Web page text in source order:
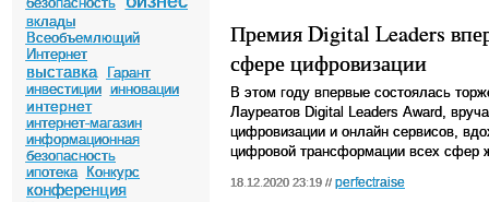
вклады
Всеобъемлющий
Интернет
выставка
Гарант
инвестиции инновации
интернет
интернет-магазин
информационная
безопасность
ипотека
Конкурс
конференция
Премия Digital Leaders
сфере цифровизации
В этом году впервые состоялась
Лауреатов Digital Leaders Award ,
цифровизации и онлайн сервисов,
цифровой трансформации всех сфер
18.12.2020 23:19 // perfectraise